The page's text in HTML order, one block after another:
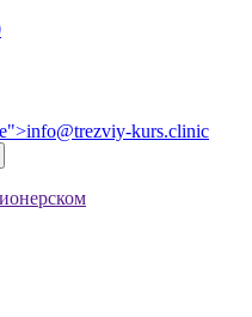
info@trezviy-kurs.clinic